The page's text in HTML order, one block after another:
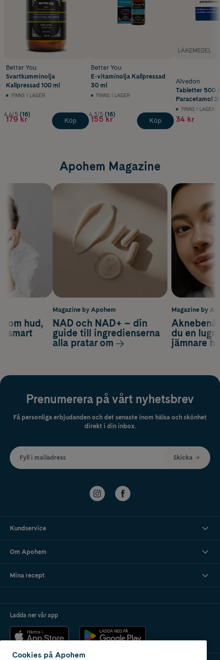
Better You
Svartkumminolja
Kallpressad 100 ml
FINNS I LAGER
4.4/5 (16)
179 kr Köp
Better You
E-vitaminolja Kallpressad
30 ml
FINNS I LAGER
4.3/5 (16)
155 kr Köp
LÄKEMEDEL
Alvedon
Tabletter 500
Paracetamol
FINNS I LAGER
34 kr
Apohem Magazine
Magazine by
du en
jämnare
om hud,
smart
Magazine by Apohem
NAD och NAD+ – din
guide till ingredienserna
alla pratar om
Prenumerera på vårt nyhetsbrev
Få personliga erbjudanden och det senaste inom hälsa och skönhet
direkt i din inbox.
Fyll i mailadress Skicka
Kundservice
Om Apohem
Mina recept
Ladda ner vår app
Cookies på Apohem